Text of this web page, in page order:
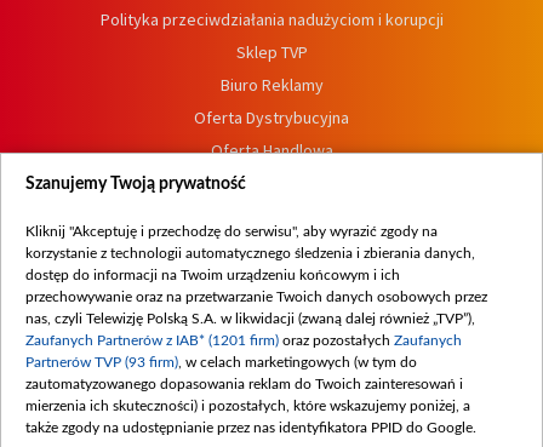
Polityka przeciwdziałania nadużyciom i korupcji
Sklep TVP
Biuro Reklamy
Oferta Dystrybucyjna
Oferta Handlowa
Dostępność
Procedura zgłoszeń wewnętrznych
Szanujemy Twoją prywatność
Kliknij "Akceptuję i przechodzę do serwisu", aby wyrazić zgody na
korzystanie z technologii automatycznego śledzenia i zbierania danych,
dostęp do informacji na Twoim urządzeniu końcowym i ich
przechowywanie oraz na przetwarzanie Twoich danych osobowych przez
nas, czyli Telewizję Polską S.A. w likwidacji (zwaną dalej również „TVP”),
Zaufanych Partnerów z IAB* (1201 firm) oraz pozostałych Zaufanych
Partnerów TVP (93 firm) , w celach marketingowych (w tym do
zautomatyzowanego dopasowania reklam do Twoich zainteresowań i
mierzenia ich skuteczności) i pozostałych, które wskazujemy poniżej, a
także zgody na udostępnianie przez nas identyfikatora PPID do Google.